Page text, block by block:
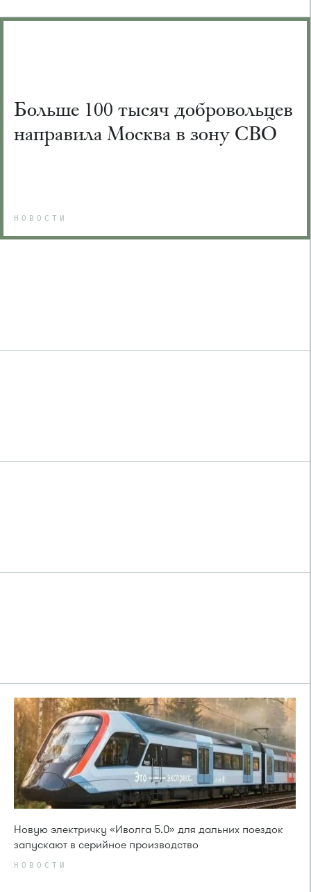
Больше 100 тысяч добровольцев
направила Москва в зону СВО
НОВОСТИ
Новую электричку «Иволга 5.0» для дальних поездок
запускают в серийное производство
НОВОСТИ